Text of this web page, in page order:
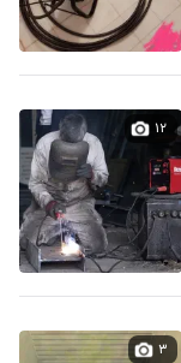
۱۲
۳